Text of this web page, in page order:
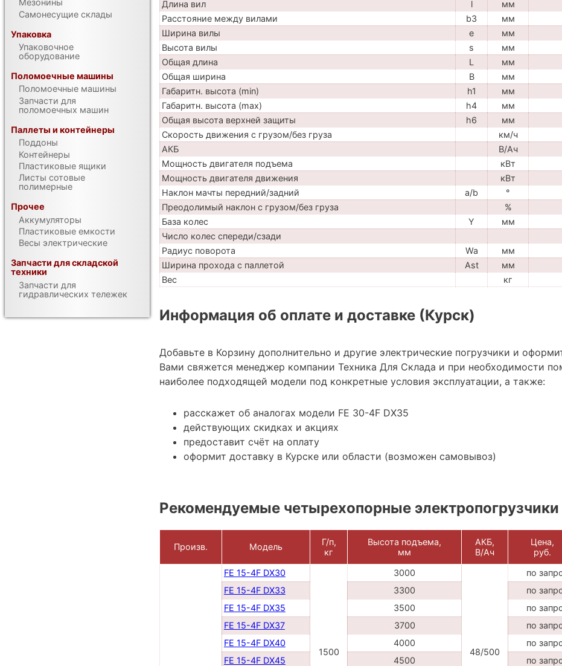
Длина вил
l мм
Расстояние между вилами
b3 мм
Ширина вилы
e мм
Высота вилы
s мм
Общая длина
L мм
Общая ширина
B мм
Габаритн. высота (min)
h1 мм
Габаритн. высота (max)
h4 мм
Общая высота верхней защиты
h6 мм
Скорость движения с грузом/без груза
км/ч
АКБ
В/Ач
Мощность двигателя подъема
кВт
Мощность двигателя движения
кВт
Наклон мачты передний/задний
a/b °
Преодолимый наклон с грузом/без груза
%
База колес
Y мм
Число колес спереди/сзади
Радиус поворота
Wa мм
Ширина прохода с паллетой
Ast мм
Вес
кг
Информация об оплате и доставке (Курск)
Добавьте в Корзину дополнительно и другие электрические погрузчики и
Вами свяжется менеджер компании Техника Для Склада и при необходимости
наиболее подходящей модели под конкретные условия эксплуатации, а также:
расскажет об аналогах модели FE 30-4F DX35
действующих скидках и акциях
предоставит счёт на оплату
оформит доставку в Курске или области (возможен самовывоз)
Рекомендуемые четырехопорные электропогрузчики
Произв. Модель
Г/п,
кг
Высота подъема,
мм
АКБ,
В/Ач
Цена,
руб.
FE 15-4F DX30
1500
3000
48/500
по
FE 15-4F DX33
3300
по
FE 15-4F DX35
3500
по
FE 15-4F DX37
3700
по
FE 15-4F DX40
4000
по
FE 15-4F DX45
4500
по
Мезонины
Самонесущие склады
Упаковка
Упаковочное
оборудование
Поломоечные машины
Поломоечные машины
Запчасти для
поломоечных машин
Паллеты и контейнеры
Поддоны
Контейнеры
Пластиковые ящики
Листы сотовые
полимерные
Прочее
Аккумуляторы
Пластиковые емкости
Весы электрические
Запчасти для складской
техники
Запчасти для
гидравлических тележек